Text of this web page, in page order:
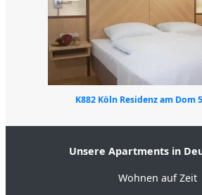
K882 Köln Residenz am Dom
Unsere Apartments in
Wohnen auf Zeit